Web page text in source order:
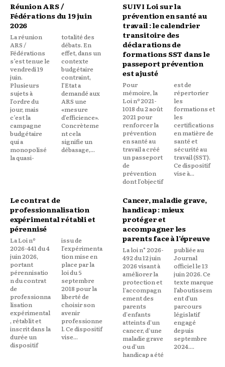
Réunion ARS /
Fédérations du 19 juin
2026
La réunion
ARS /
Fédérations
s’est tenue le
vendredi 19
juin.
Plusieurs
sujets à
l’ordre du
jour, mais
c’est la
campagne
budgétaire
qui a
monopolisé
la quasi-
totalité des
débats. En
effet, dans un
contexte
budgétaire
contraint,
l’Etat a
demandé aux
ARS une
«mesure
d’efficience».
Concrèteme
nt cela
signifie un
débasage,...
SUIVI Loi sur la
prévention en santé au
travail : le calendrier
transitoire des
déclarations de
formations SST dans le
passeport prévention
est ajusté
Pour
mémoire, la
Loi nº 2021-
1018 du 2 août
2021 pour
renforcer la
prévention
en santé au
travail a créé
un passeport
de
prévention
dont l’objectif
est de
répertorier
les
formations et
les
certifications
en matière de
santé et
sécurité au
travail (SST).
Ce dispositif
vise à...
Le contrat de
professionnalisation
expérimental rétabli et
pérennisé
La Loi nº
2026-441 du 4
juin 2026,
portant
pérennisatio
n du contrat
de
professionna
lisation
expérimental
, rétablit et
inscrit dans la
durée un
dispositif
issu de
l’expérimenta
tion mise en
place par la
loi du 5
septembre
2018 pour la
liberté de
choisir son
avenir
professionne
l. Ce dispositif
vise...
Cancer, maladie grave,
handicap : mieux
protéger et
accompagner les
parents face à l’épreuve
La loi n° 2026-
492 du 12 juin
2026 visant à
améliorer la
protection et
l'accompagn
ement des
parents
d'enfants
atteints d'un
cancer, d'une
maladie grave
ou d'un
handicap a été
publiée au
Journal
officiel le 13
juin 2026. Ce
texte marque
l’aboutissem
ent d’un
parcours
législatif
engagé
depuis
septembre
2024....